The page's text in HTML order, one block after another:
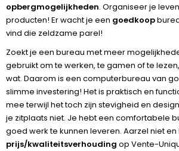
opbergmogelijkheden. Organiseer je
producten! Er wacht je een goedkoop
vind die zeldzame parel!
Zoekt je een bureau met meer
gebruikt om te werken, te gamen of te
wat. Daarom is een computerbureau van
slimme investering! Het is praktisch en
mee terwijl het toch zijn stevigheid en
je zitplaats niet. Je hebt een comfortabele
goed werk te kunnen leveren. Aarzel niet
prijs/kwaliteitsverhouding op Vente-